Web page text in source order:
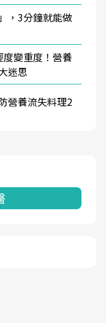
，3分鐘就能做
變重度！營養
迷思
營養流失料理2